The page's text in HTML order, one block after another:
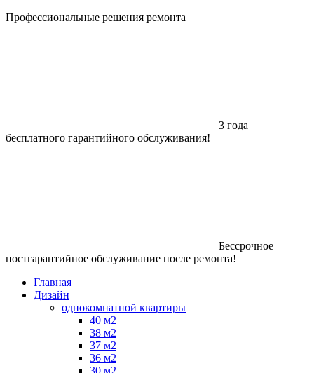
Профессиональные решения ремонта
3 года
бесплатного гарантийного обслуживания!
Бессрочное
постгарантийное обслуживание после ремонта!
Главная
Дизайн
однокомнатной квартиры
40 м2
38 м2
37 м2
36 м2
30 м2